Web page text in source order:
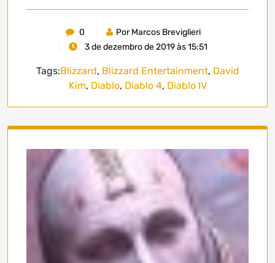
0
Por Marcos Breviglieri
3 de dezembro de 2019 às 15:51
Tags:Blizzard, Blizzard Entertainment, David
Kim, Diablo, Diablo 4, Diablo IV